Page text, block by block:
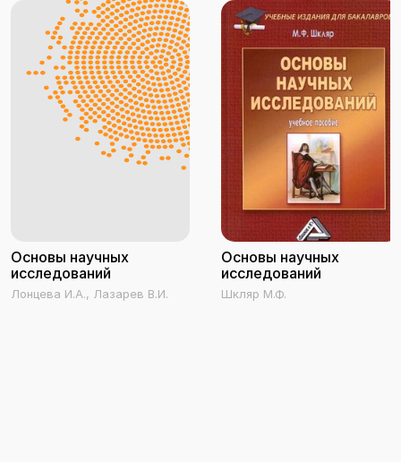
Основы научных
исследований
Лонцева И.А., Лазарев В.И.
Основы научных
исследований
Шкляр М.Ф.